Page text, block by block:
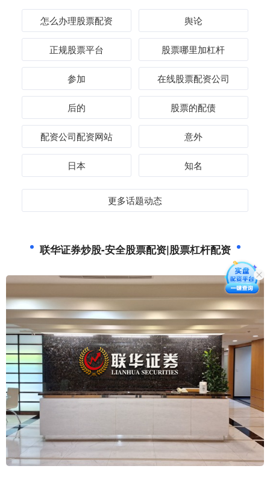
怎么办理股票配资 舆论
正规股票平台 股票哪里加杠杆
参加 在线股票配资公司
后的 股票的配债
配资公司配资网站 意外
日本 知名
更多话题动态
联华证券炒股-安全股票配资|股票杠杆配资